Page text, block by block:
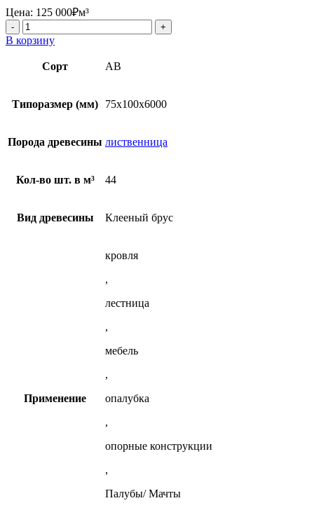
Цена: 125 000₽м³
Количество
товара
Клееный
брус
75x100x6000
АВ
В корзину
Сорт AB
Типоразмер (мм) 75х100х6000
Порода древесины лиственница
Кол-во шт. в м³ 44
Вид древесины Клееный брус
Применение
кровля
,
лестница
,
мебель
,
опалубка
,
опорные конструкции
,
Палубы/ Мачты